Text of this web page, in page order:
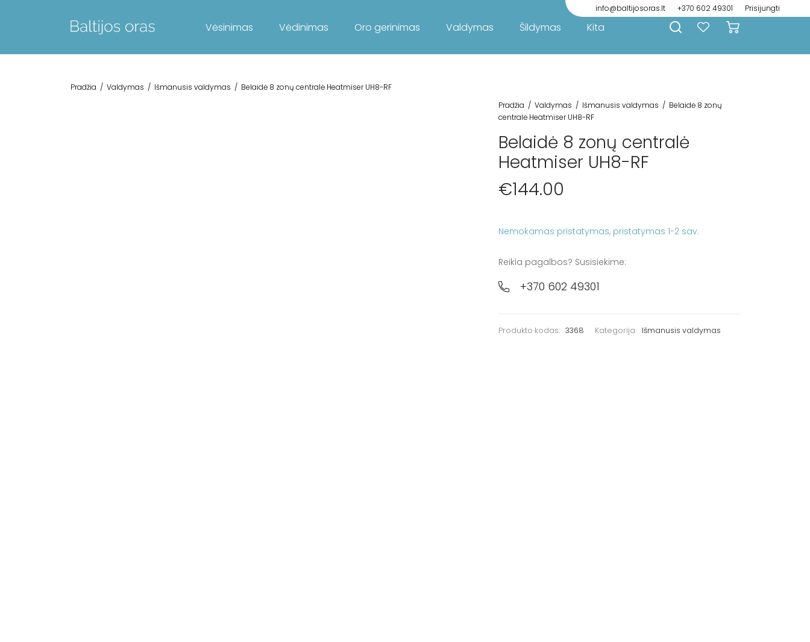
info@baltijosoras.lt +370 602 49301 Prisijungti
Vėsinimas Vėdinimas Oro gerinimas Valdymas Šildymas Kita
Pradžia / Valdymas / Išmanusis valdymas / Belaidė 8 zonų centralė Heatmiser UH8-RF
Pradžia / Valdymas / Išmanusis valdymas / Belaidė 8 zonų
centralė Heatmiser UH8-RF
Belaidė 8 zonų centralė
Heatmiser UH8-RF
€144.00
Nemokamas pristatymas
Reikia pagalbos? Susisiekime:
+370 602 49301
Produkto kodas: 3368 Kategorija: Išmanusis valdymas